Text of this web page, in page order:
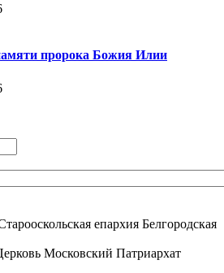
пророка Божия Илии
епархия Белгородская
Московский Патриархат